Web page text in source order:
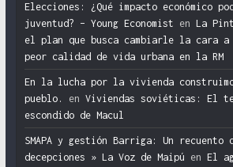
Elecciones: ¿Qué impacto económico
juventud? – Young Economist en La
el plan que busca cambiarle la cara a
peor calidad de vida urbana en la RM
En la lucha por la vivienda
pueblo.
en Viviendas soviéticas: El
escondido de Macul
SMAPA y gestión Barriga: Un recuento
decepciones » La Voz de Maipú en El